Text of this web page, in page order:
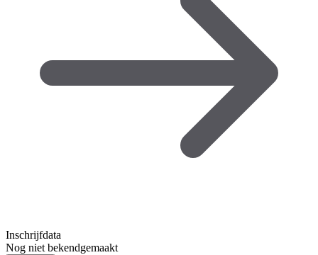
Inschrijfdata
Nog niet bekendgemaakt